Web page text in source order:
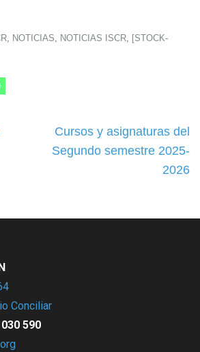
, NOTICIAS, NOTICIAS ISCR, [STOCK-
Cursos y asignaturas del
Segundo semestre 2025-
2026
Conciliar
590